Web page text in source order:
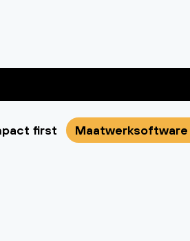
first Maatwerksoftware